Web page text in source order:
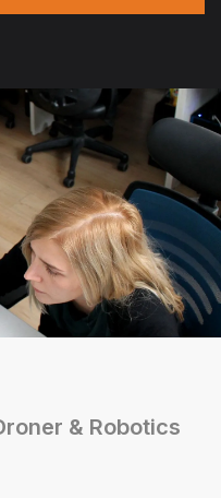
& Robotics